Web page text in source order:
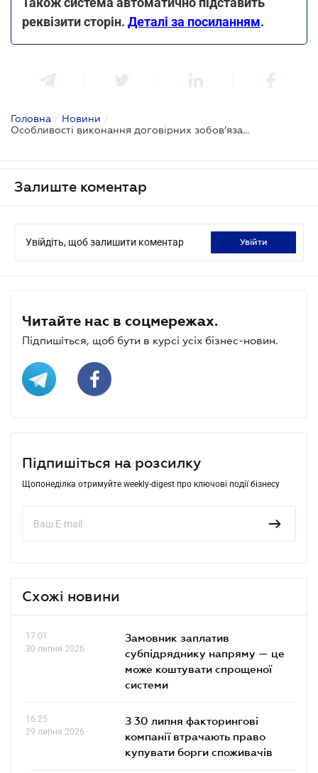
реквізити сторін. Деталі за посиланням.
Головна / Новини /
Особливості виконання договірних зобов’язань в умовах карантину
Залиште коментар
Увійдіть, щоб залишити коментар увійти
Читайте нас в соцмережах.
Підпишіться, щоб бути в курсі усіх бізнес-новин.
Підпишіться на розсилку
Щопонеділка отримуйте weekly-digest про ключові події бізнесу
Схожі новини
17.01
30 липня 2026
Замовник заплатив
субпідряднику напряму — це
може коштувати спрощеної
системи
16.25
29 липня 2026
З 30 липня факторингові
компанії втрачають право
купувати борги споживачів